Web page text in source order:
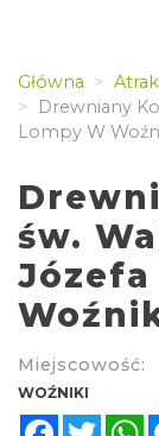
Główna
Drewniany
Lompy W
św.
Miejscowość:
WOŹNIKI
Facebook